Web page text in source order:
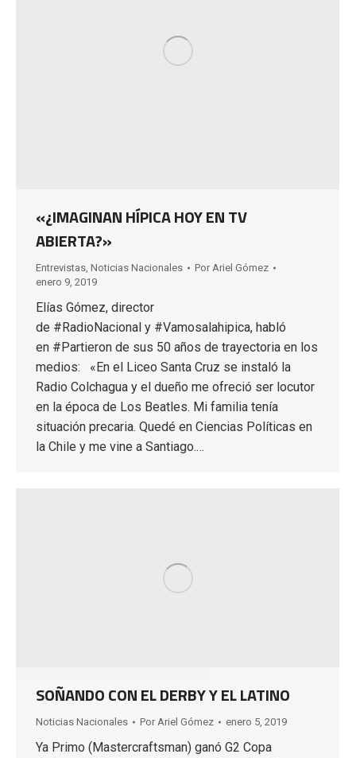
«¿IMAGINAN HÍPICA HOY EN TV
ABIERTA?»
Entrevistas Noticias Nacionales Por Ariel Gómez
enero 9, 2019
Elías Gómez, director
de #RadioNacional y #Vamosalahipica, habló
en #Partieron de sus 50 años de trayectoria en los
medios: «En el Liceo Santa Cruz se instaló la
Radio Colchagua y el dueño me ofreció ser locutor
en la época de Los Beatles. Mi familia tenía
situación precaria. Quedé en Ciencias Políticas en
la Chile y me vine a Santiago.…
SOÑANDO CON EL DERBY Y EL LATINO
Noticias Nacionales Por Ariel Gómez enero 5, 2019
Ya Primo (Mastercraftsman) ganó G2 Copa